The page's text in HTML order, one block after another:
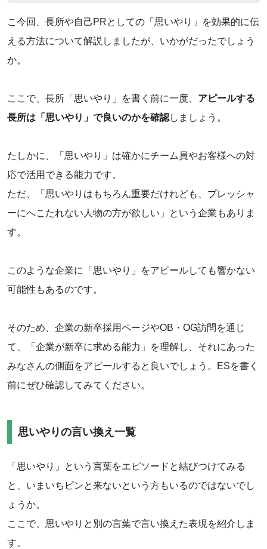
こ今回、長所や自己PRとしての「思いやり」を効果的に伝
える方法について解説しましたが、いかがだったでしょう
か。
ここで、長所「思いやり」を書く前に一度、 アピールする
長所は「思いやり」で良いのかを確認しましょう。
‌たしかに、「思いやり」は確かにチーム員やお客様への対
応で活用できる能力です。
ただ、「思いやりはもちろん重要だけれども、プレッシャ
ーにへこたれない人物の方が欲しい」という企業もありま
す。
このような企業に「思いやり」をアピールしても響かない
可能性もあるのです。
そのため、企業の新卒採用ページやOB・OG訪問を通じ
て、「企業が新卒に求める能力」を理解し、それにあった
みなさんの側面をアピールすると良いでしょう。ESを書く
前にぜひ確認してみてください。
思いやりの言い換え一覧
「思いやり」という言葉をエピソードと結びつけてみる
と、いまいちピンと来ないという方もいるのではないでし
ょうか。
ここで、思いやりと別の言葉で言い換えた表現を紹介しま
す。